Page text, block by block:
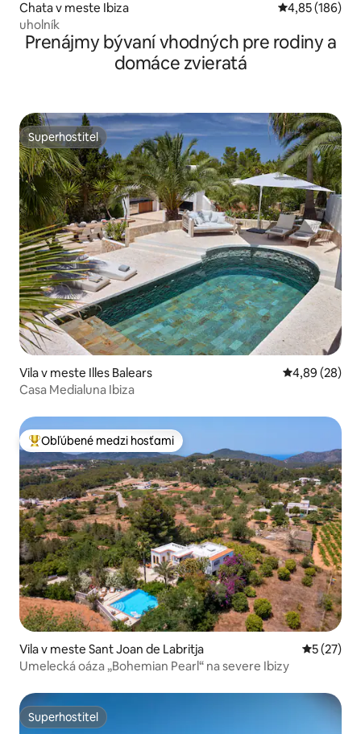
Chata v meste Ibiza Priemerné
4,85 (186)
uholník
Prenájmy bývaní vhodných pre rodiny a
domáce zvieratá
Superhostiteľ
Superhostiteľ
Vila v meste Illes Balears Priemerné
4,89 (28)
Casa Medialuna Ibiza
Najobľúbenejšie medzi hosťami
Obľúbené medzi hosťami
Vila v meste Sant Joan de Labritja
5 (27)
Umelecká oáza „Bohemian Pearl“ na severe Ibizy
Superhostiteľ
Superhostiteľ